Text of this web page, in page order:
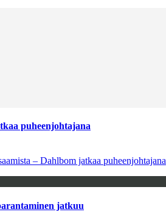
puheenjohtajana
– Dahlbom jatkaa puheenjohtajana
jatkuu